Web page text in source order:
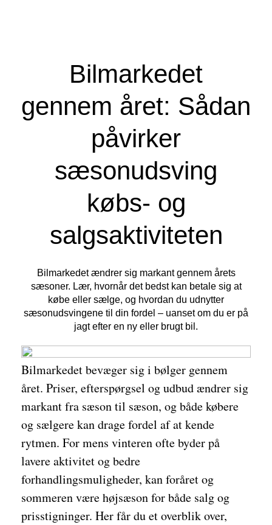
Bilmarkedet
gennem året: Sådan
påvirker
sæsonudsving
købs- og
salgsaktiviteten
Bilmarkedet ændrer sig markant gennem årets
sæsoner. Lær, hvornår det bedst kan betale sig at
købe eller sælge, og hvordan du udnytter
sæsonudsvingene til din fordel – uanset om du er på
jagt efter en ny eller brugt bil.
Bilmarkedet bevæger sig i bølger gennem
året. Priser, efterspørgsel og udbud ændrer sig
markant fra sæson til sæson, og både købere
og sælgere kan drage fordel af at kende
rytmen. For mens vinteren ofte byder på
lavere aktivitet og bedre
forhandlingsmuligheder, kan foråret og
sommeren være højsæson for både salg og
prisstigninger. Her får du et overblik over,